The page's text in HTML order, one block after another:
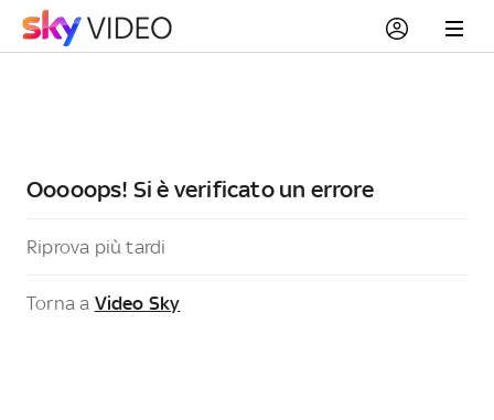
Ooooops! Si è verificato un errore
Riprova più tardi
Torna a Video Sky